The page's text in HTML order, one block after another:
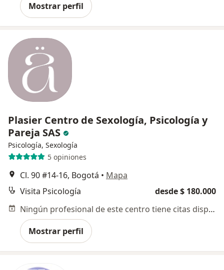
Mostrar perfil
Plasier Centro de Sexología, Psicología y
Pareja SAS
Psicología, Sexología
5 opiniones
Cl. 90 #14-16, Bogotá • Mapa
Visita Psicología
desde $ 180.000
Ningún profesional de este centro tiene citas disponibles
Mostrar perfil